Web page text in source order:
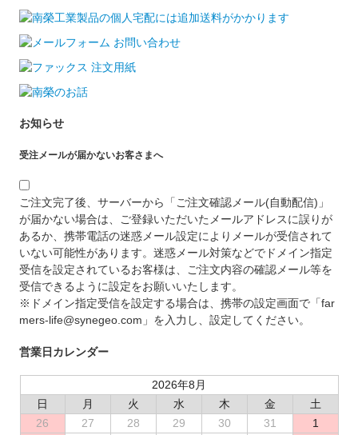
お知らせ
受注メールが届かないお客さまへ
ご注文完了後、サーバーから「ご注文確認メール(自動配信)」
が届かない場合は、ご登録いただいたメールアドレスに誤りが
あるか、携帯電話の迷惑メール設定によりメールが受信されて
いない可能性があります。迷惑メール対策などでドメイン指定
受信を設定されているお客様は、ご注文内容の確認メール等を
受信できるように設定をお願いいたします。
※ドメイン指定受信を設定する場合は、携帯の設定画面で「far
mers-life@synegeo.com」を入力し、設定してください。
営業日カレンダー
2026年8月
日
月 火 水 木 金
土
26
27 28 29 30 31
1